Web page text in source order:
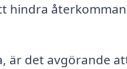
hindra
är det avgörande